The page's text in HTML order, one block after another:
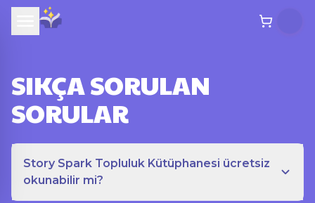
SIKÇA SORULAN
SORULAR
Story Spark Topluluk Kütüphanesi ücretsiz
okunabilir mi?